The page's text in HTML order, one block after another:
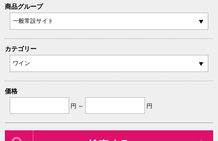
商品グループ
カテゴリー
価格
円 ～ 円